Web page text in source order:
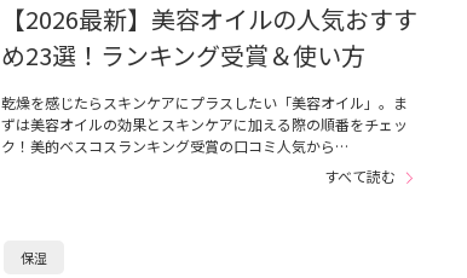
【2026最新】美容オイルの人気おすす
め23選！ランキング受賞＆使い方
乾燥を感じたらスキンケアにプラスしたい「美容オイル」。ま
ずは美容オイルの効果とスキンケアに加える際の順番をチェッ
ク！美的ベスコスランキング受賞の口コミ人気から…
すべて読む
保湿